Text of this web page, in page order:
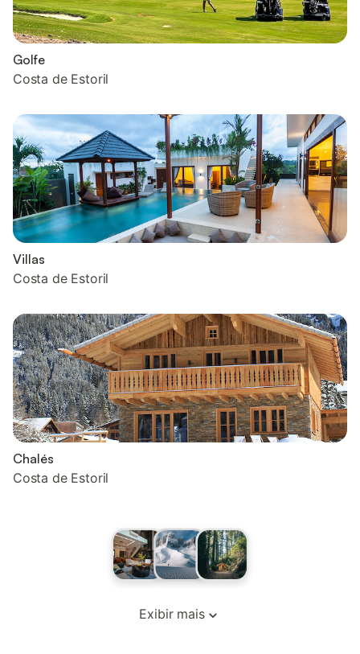
Golfe
Costa de Estoril
Villas
Costa de Estoril
Chalés
Costa de Estoril
Exibir mais